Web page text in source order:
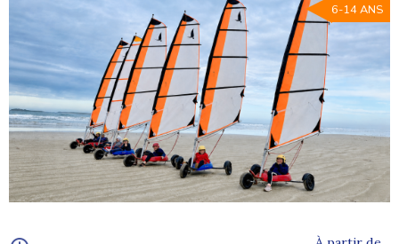
6-14 ANS